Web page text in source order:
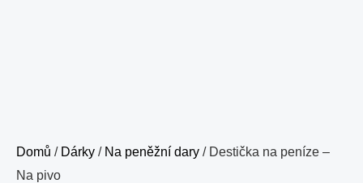
Domů / Dárky / Na peněžní dary / Destička na peníze –
Na pivo